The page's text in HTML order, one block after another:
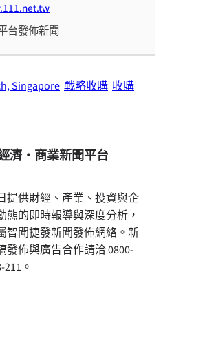
台發佈新聞
Singapore 戰略收購 收購
濟・商業新聞平台
提供財經、產業、投資與企
態的即時報導與深度分析，
智聞捷發新聞發佈網絡。新
發佈與廣告合作請洽 0800-
211。